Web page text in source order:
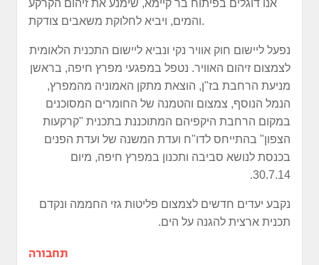
אנו דוגלים בפיתוח בר קיימא, שימנע את זיהום הקרקע
והמים, ויביא לחלוקת משאבים צודקת.
נפעל ליישום חוק אוויר נקי ונביא ליישום התכנית הלאומית
לצמצום זיהום האוויר. נטפל במפגעי מפרץ חיפה, בראשן
מניעת הרחבת בז"ן, הוצאת מתקן האמוניה מהמפרץ,
הנמל הנוסף, צמצום והטמנה של החומרים המסוכנים
במקום הרחבת היקפיהם המתוכננת בתכנית "קרקעות
הצפון" בהתייחס לדו"ח ועדת המשנה של ועדת הפנים
בכנסת לנושא סביבה ותכנון במפרץ חיפה, מיום
30.7.14.
נקבע יעדים חדשים לצמצום פליטות גזי החממה ונקדם
תכנית ארצית להגנה על הים.
תחבורה